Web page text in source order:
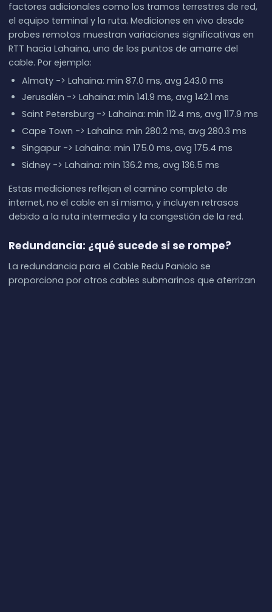
factores adicionales como los tramos terrestres de red,
el equipo terminal y la ruta. Mediciones en vivo desde
probes remotos muestran variaciones significativas en
RTT hacia Lahaina, uno de los puntos de amarre del
cable. Por ejemplo:
Almaty -> Lahaina: min 87.0 ms, avg 243.0 ms
Jerusalén -> Lahaina: min 141.9 ms, avg 142.1 ms
Saint Petersburg -> Lahaina: min 112.4 ms, avg 117.9 ms
Cape Town -> Lahaina: min 280.2 ms, avg 280.3 ms
Singapur -> Lahaina: min 175.0 ms, avg 175.4 ms
Sidney -> Lahaina: min 136.2 ms, avg 136.5 ms
Estas mediciones reflejan el camino completo de
internet, no el cable en sí mismo, y incluyen retrasos
debido a la ruta intermedia y la congestión de la red.
Redundancia: ¿qué sucede si se rompe?
La redundancia para el Cable Redu Paniolo se
proporciona por otros cables submarinos que aterrizan